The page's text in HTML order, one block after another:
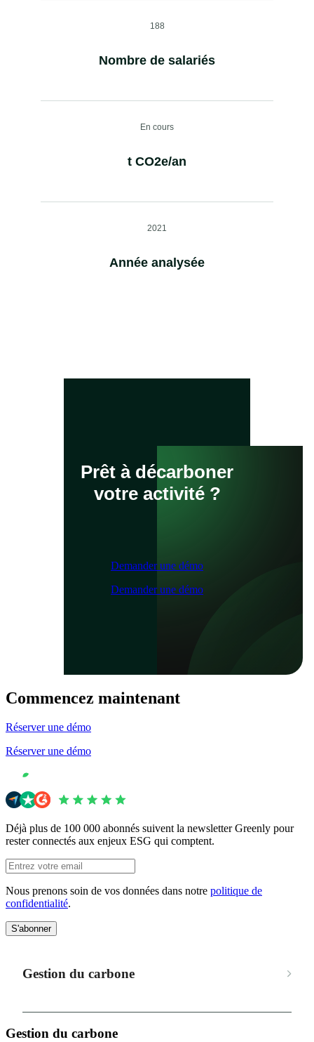
188
Nombre de salariés
En cours
t CO2e/an
2021
Année analysée
Prêt à décarboner
votre activité ?
Demander une démo
Demander une démo
Commencez maintenant
Réserver une démo
Réserver une démo
Déjà plus de 100 000 abonnés suivent la newsletter Greenly pour
rester connectés aux enjeux ESG qui comptent.
Nous prenons soin de vos données dans notre politique de
confidentialité.
S'abonner
Gestion du carbone
Gestion du carbone